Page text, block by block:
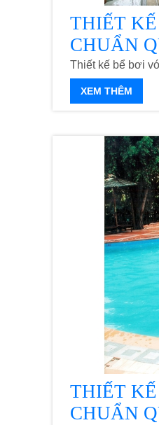
THIẾT
CHUẨN
Thiết kế bể bơi
XEM THÊM
THIẾT
CHUẨN